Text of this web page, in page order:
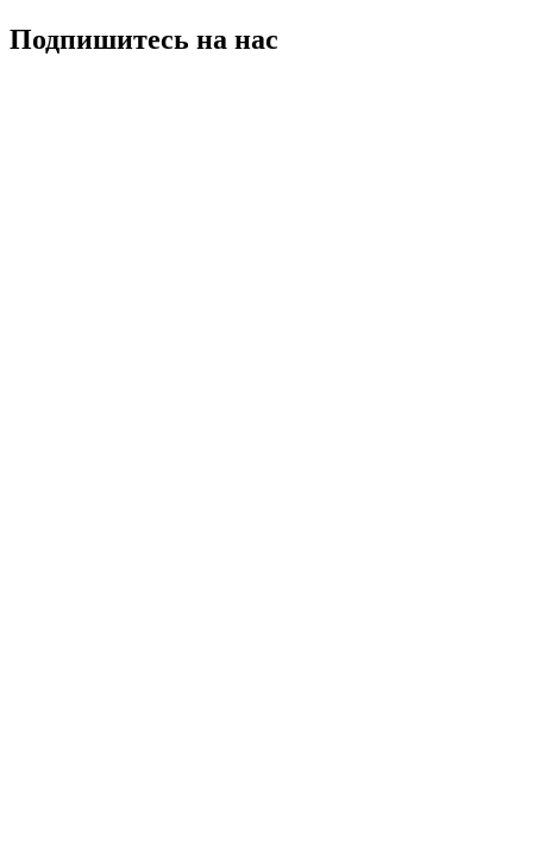
Подпишитесь на нас